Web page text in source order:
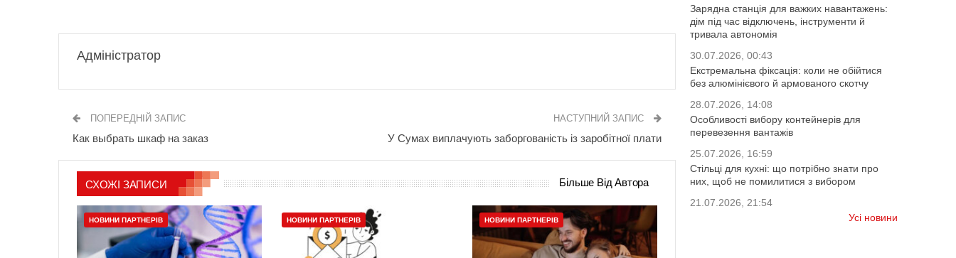
Адміністратор
ПОПЕРЕДНІЙ ЗАПИС
Как выбрать шкаф на заказ
НАСТУПНИЙ ЗАПИС
У Сумах виплачують заборгованість із заробітної плати
СХОЖІ ЗАПИСИ Більше Від Автора
НОВИНИ ПАРТНЕРІВ НОВИНИ ПАРТНЕРІВ НОВИНИ ПАРТНЕРІВ
Зарядна станція для важких навантажень:
дім під час відключень, інструменти й
тривала автономія
30.07.2026, 00:43
Екстремальна фіксація: коли не обійтися
без алюмінієвого й армованого скотчу
28.07.2026, 14:08
Особливості вибору контейнерів для
перевезення вантажів
25.07.2026, 16:59
Стільці для кухні: що потрібно знати про
них, щоб не помилитися з вибором
21.07.2026, 21:54
Усі новини